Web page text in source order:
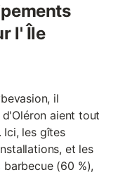
l' Île
il
aient tout
Ici, les gîtes
et les
(60 %),